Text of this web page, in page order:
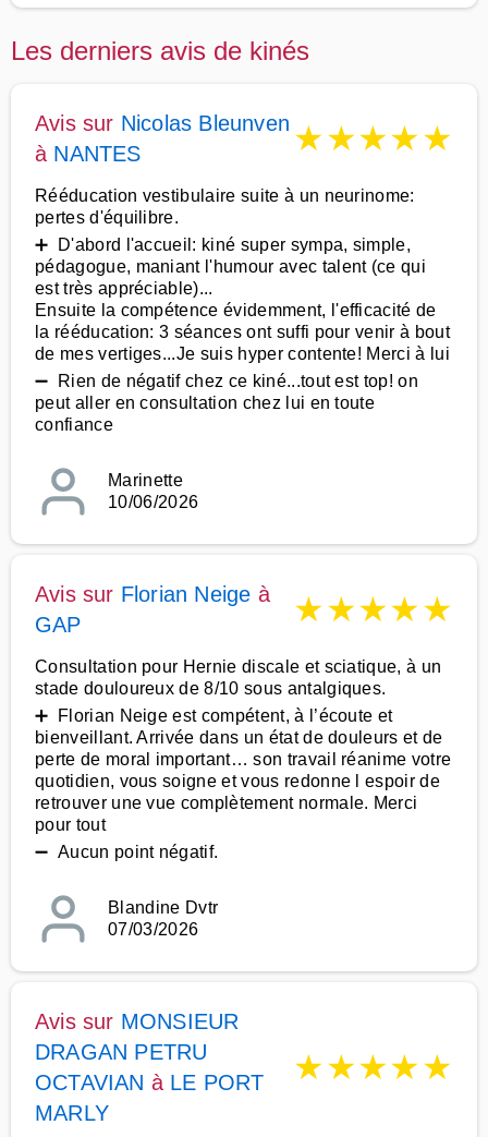
Les derniers avis de kinés
Avis sur Nicolas Bleunven
à NANTES ★★★★★
Rééducation vestibulaire suite à un neurinome:
pertes d'équilibre.
➕ D'abord l'accueil: kiné super sympa, simple,
pédagogue, maniant l'humour avec talent (ce qui
est très appréciable)...
Ensuite la compétence évidemment, l'efficacité de
la rééducation: 3 séances ont suffi pour venir à bout
de mes vertiges...Je suis hyper contente! Merci à lui
➖ Rien de négatif chez ce kiné...tout est top! on
peut aller en consultation chez lui en toute
confiance
Marinette
10/06/2026
Avis sur Florian Neige à
GAP
★★★★★
Consultation pour Hernie discale et sciatique, à un
stade douloureux de 8/10 sous antalgiques.
➕ Florian Neige est compétent, à l’écoute et
bienveillant. Arrivée dans un état de douleurs et de
perte de moral important… son travail réanime votre
quotidien, vous soigne et vous redonne l espoir de
retrouver une vue complètement normale. Merci
pour tout
➖ Aucun point négatif.
Blandine Dvtr
07/03/2026
Avis sur MONSIEUR
DRAGAN PETRU
OCTAVIAN à LE PORT
MARLY
★★★★★